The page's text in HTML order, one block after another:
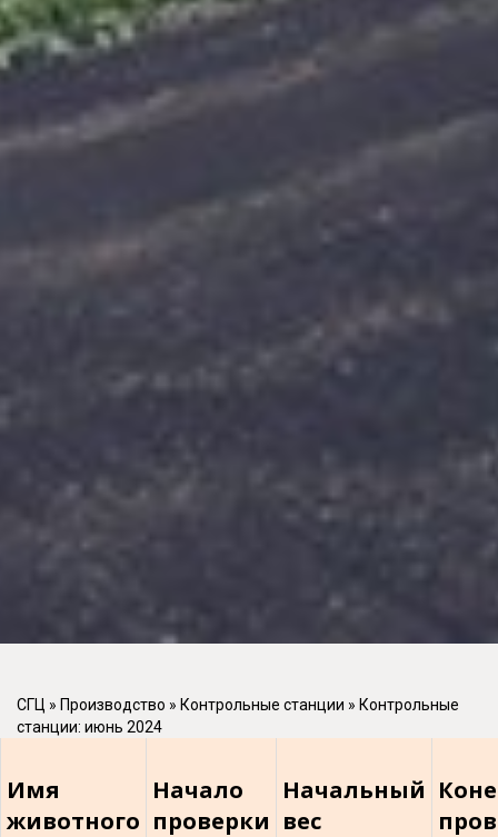
СГЦ » Производство » Контрольные станции » Контрольные
станции: июнь 2024
Имя
животного
Начало
проверки
Начальный
вес